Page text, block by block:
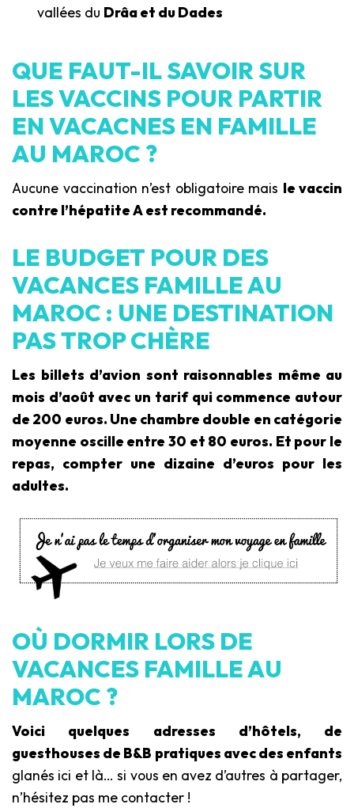
vallées du Drâa et du Dades
QUE FAUT-IL SAVOIR SUR
LES VACCINS POUR PARTIR
EN VACACNES EN FAMILLE
AU MAROC ?
Aucune vaccination n’est obligatoire mais le vaccin
contre l’hépatite A est recommandé.
LE BUDGET POUR DES
VACANCES FAMILLE AU
MAROC : UNE DESTINATION
PAS TROP CHÈRE
Les billets d’avion sont raisonnables même au
mois d’août avec un tarif qui commence autour
de 200 euros. Une chambre double en catégorie
moyenne oscille entre 30 et 80 euros. Et pour le
repas, compter une dizaine d’euros pour les
adultes.
OÙ DORMIR LORS DE
VACANCES FAMILLE AU
MAROC ?
Voici quelques adresses d’hôtels, de
guesthouses de B&B pratiques avec des enfants
glanés ici et là… si vous en avez d’autres à partager,
n’hésitez pas me contacter !